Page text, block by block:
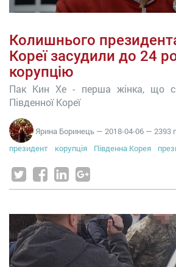
Колишнього
Кореї засудили до 24
корупцію
Пак Кин Хе - перша жінка, що
Південної Кореї
Ярина Боринець — 2018-04-06 — 2393
президент
корупція Південна Корея